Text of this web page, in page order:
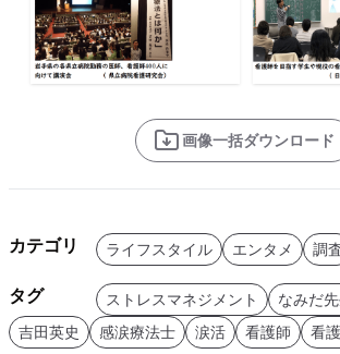
画像一括ダウンロード
カテゴリ ライフスタイル エンタメ 調
タグ ストレスマネジメント なみだ
吉田英史
感涙療法士 涙活 看護師 看